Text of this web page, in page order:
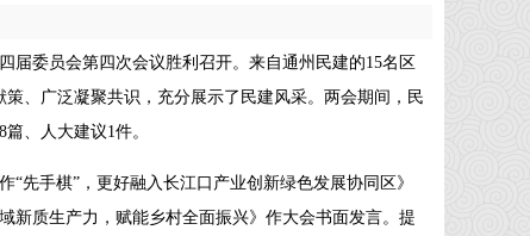
届委员会第四次会议胜利召开。来自通州民建的15名区
、广泛凝聚共识，充分展示了民建风采。两会期间，民
、人大建议1件。
先手棋”，更好融入长江口产业创新绿色发展协同区》
新质生产力，赋能乡村全面振兴》作大会书面发言。提